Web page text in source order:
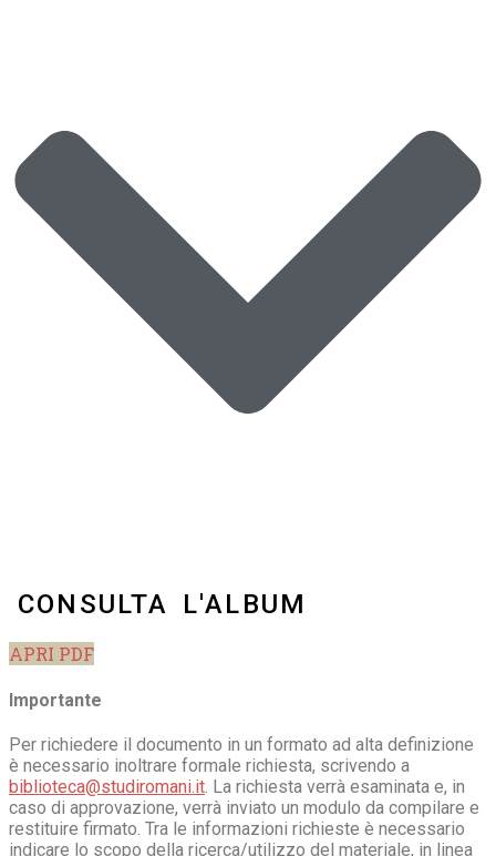
CONSULTA L'ALBUM
APRI PDF
Importante
Per richiedere il documento in un formato ad alta definizione
è necessario inoltrare formale richiesta, scrivendo a
biblioteca@studiromani.it. La richiesta verrà esaminata e, in
caso di approvazione, verrà inviato un modulo da compilare e
restituire firmato. Tra le informazioni richieste è necessario
indicare lo scopo della ricerca/utilizzo del materiale, in linea